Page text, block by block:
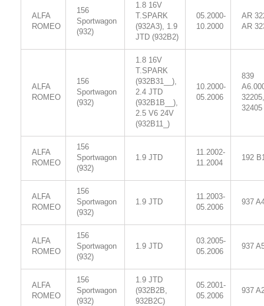
ALFA
ROMEO
156
Sportwagon
(932)
1.8 16V
T.SPARK
(932A3), 1.9
JTD (932B2)
05.2000-
10.2000
AR
AR
ALFA
ROMEO
156
Sportwagon
(932)
1.8 16V
T.SPARK
(932B31__),
2.4 JTD
(932B1B__),
2.5 V6 24V
(932B11_)
10.2000-
05.2006
839
32405
ALFA
ROMEO
156
Sportwagon
(932)
1.9 JTD
11.2002-
11.2004
192
ALFA
ROMEO
156
Sportwagon
(932)
1.9 JTD
11.2003-
05.2006
937
ALFA
ROMEO
156
Sportwagon
(932)
1.9 JTD
03.2005-
05.2006
937
ALFA
ROMEO
156
Sportwagon
(932)
1.9 JTD
(932B2B,
932B2C)
05.2001-
05.2006
937